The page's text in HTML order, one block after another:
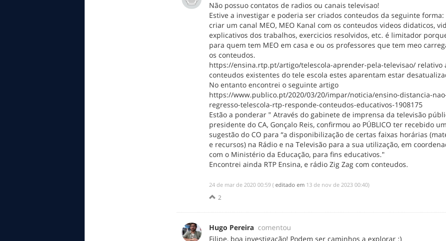
Não possuo contatos de radios ou canais televisao!
Estive a investigar e poderia ser criados conteudos da seguinte forma:
criar um canal MEO, MEO Kanal com os conteudos videos didaticos,
explicativos dos trabalhos, exercicios resolvidos, etc. é limitador
para quem tem MEO em casa e ou os professores que tem meo
os conteudos.
https://ensina.rtp.pt/artigo/telescola-aprender-pela-televisao/ relativo
conteudos existentes do tele escola estes aparentam estar
No entanto encontrei o seguinte artigo
https://www.publico.pt/2020/03/20/impar/noticia/ensino-distancia-
regresso-telescola-rtp-responde-conteudos-educativos-1908175
Estão a ponderar " Através do gabinete de imprensa da televisão
presidente do CA, Gonçalo Reis, confirmou ao PÚBLICO ter recebido
sugestão do CO para “a disponibilização de certas faixas horárias
e recursos) na Rádio e na Televisão para a sua utilização, em
com o Ministério da Educação, para fins educativos."
Encontrei ainda RTP Ensina, e rádio Zig Zag com conteudos.
‎24 de mar de 2020 00:59 (editado em ‎13 de nov de 2023 00:40)
2
Hugo Pereira comentou
Filipe, boa investigação! Podem ser caminhos a explorar :)